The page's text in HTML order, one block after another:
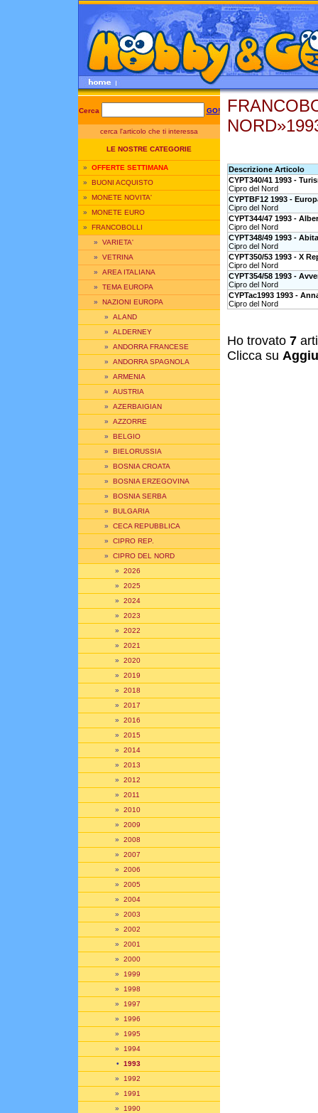
Cerca GO!
cerca l'articolo che ti interessa
LE NOSTRE CATEGORIE
» OFFERTE SETTIMANA
» BUONI ACQUISTO
» MONETE NOVITA'
» MONETE EURO
» FRANCOBOLLI
» VARIETA'
» VETRINA
» AREA ITALIANA
» TEMA EUROPA
» NAZIONI EUROPA
» ALAND
» ALDERNEY
» ANDORRA FRANCESE
» ANDORRA SPAGNOLA
» ARMENIA
» AUSTRIA
» AZERBAIGIAN
» AZZORRE
» BELGIO
» BIELORUSSIA
» BOSNIA CROATA
» BOSNIA ERZEGOVINA
» BOSNIA SERBA
» BULGARIA
» CECA REPUBBLICA
» CIPRO REP.
» CIPRO DEL NORD
» 2026
» 2025
» 2024
» 2023
» 2022
» 2021
» 2020
» 2019
» 2018
» 2017
» 2016
» 2015
» 2014
» 2013
» 2012
» 2011
» 2010
» 2009
» 2008
» 2007
» 2006
» 2005
» 2004
» 2003
» 2002
» 2001
» 2000
» 1999
» 1998
» 1997
» 1996
» 1995
» 1994
• 1993
» 1992
» 1991
» 1990
Descrizione Articolo
CYPT340/41 1993 -
Cipro del Nord
CYPTBF12 1993 -
Cipro del Nord
CYPT344/47 1993 -
Cipro del Nord
CYPT348/49 1993 -
Cipro del Nord
CYPT350/53 1993 - X
Cipro del Nord
CYPT354/58 1993 -
Cipro del Nord
CYPTac1993 1993 -
Cipro del Nord
Ho trovato 7
Clicca su